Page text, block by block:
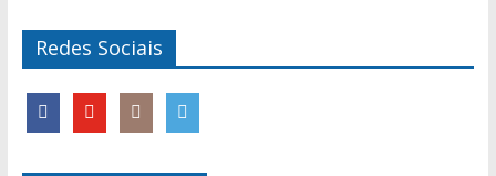
Redes Sociais